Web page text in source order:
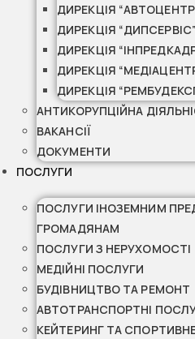
ДИРЕКЦІЯ
ДИРЕКЦІЯ “ДИПСЕРВІС”
ДИРЕКЦІЯ
ДИРЕКЦІЯ
ДИРЕКЦІЯ
АНТИКОРУПЦІЙНА
ВАКАНСІЇ
ДОКУМЕНТИ
ПОСЛУГИ
ПОСЛУГИ ІНОЗЕМНИМ
ГРОМАДЯНАМ
ПОСЛУГИ З НЕРУХОМОСТІ
МЕДІЙНІ ПОСЛУГИ
БУДІВНИЦТВО ТА РЕМОНТ
АВТОТРАНСПОРТНІ
КЕЙТЕРИНГ ТА